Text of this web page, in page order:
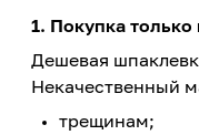
1. Покупка только
Дешевая
Некачественный
трещинам;